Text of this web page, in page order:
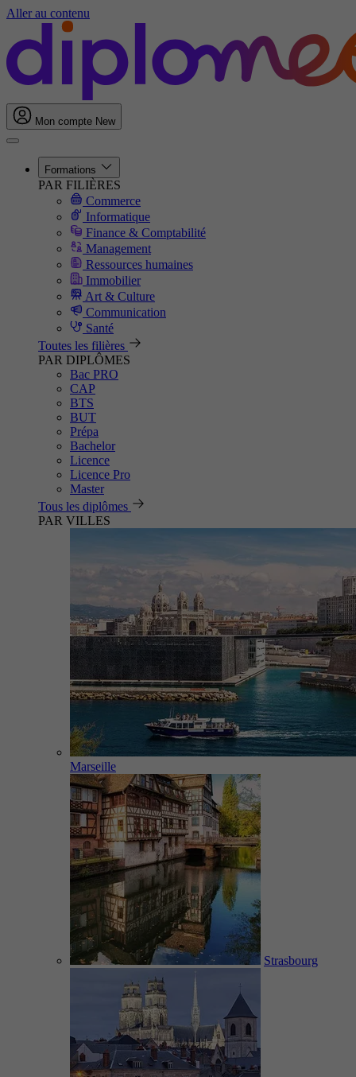
Aller au contenu
Mon compte New
Formations
PAR FILIÈRES
Commerce
Informatique
Finance & Comptabilité
Management
Ressources humaines
Immobilier
Art & Culture
Communication
Santé
Toutes les filières
PAR DIPLÔMES
Bac PRO
CAP
BTS
BUT
Prépa
Bachelor
Licence
Licence Pro
Master
Tous les diplômes
PAR VILLES
Marseille
Strasbourg